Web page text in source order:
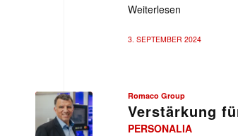
Weiterlesen
3. SEPTEMBER 2024
Romaco Group
Verstärkung
PERSONALIA